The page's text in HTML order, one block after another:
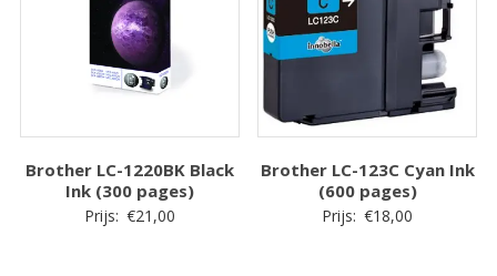
Brother LC-1220BK Black
Ink (300 pages)
Prijs: €21,00
Brother LC-123C Cyan Ink
(600 pages)
Prijs: €18,00